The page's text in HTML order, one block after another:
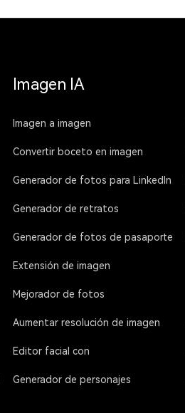
Imagen IA
Imagen a imagen
Convertir boceto en imagen
Generador de fotos para LinkedIn
Generador de retratos
Generador de fotos de pasaporte
Extensión de imagen
Mejorador de fotos
Aumentar resolución de imagen
Editor facial con
Generador de personajes